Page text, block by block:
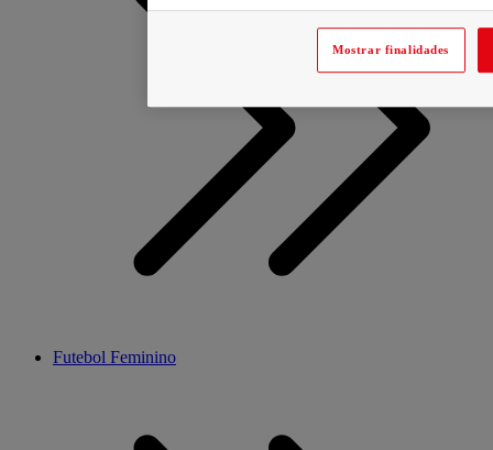
Futebol Feminino
Mostrar finalidades